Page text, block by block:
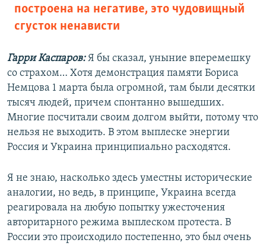
построена на негативе, это чудовищный
сгусток ненависти
Гарри Каспаров:Я бы сказал, уныние вперемешку
со страхом… Хотя демонстрация памяти Бориса
Немцова 1 марта была огромной, там были десятки
тысяч людей, причем спонтанно вышедших.
Многие посчитали своим долгом выйти, потому что
нельзя не выходить. В этом выплеске энергии
Россия и Украина принципиально расходятся.
Я не знаю, насколько здесь уместны исторические
аналогии, но ведь, в принципе, Украина всегда
реагировала на любую попытку ужесточения
авторитарного режима выплеском протеста. В
России это происходило постепенно, это был очень